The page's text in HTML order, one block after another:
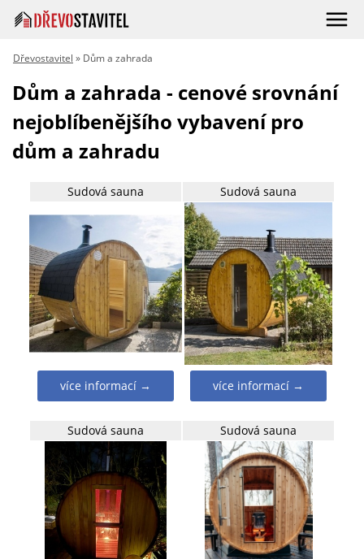
Dřevostavitel » Dům a zahrada
Dům a zahrada - cenové srovnání
nejoblíbenějšího vybavení pro
dům a zahradu
Sudová sauna
více informací →
Sudová sauna
více informací →
Sudová sauna Sudová sauna